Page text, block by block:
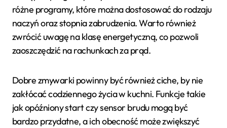
różne programy, które można dostosować do rodzaju
naczyń oraz stopnia zabrudzenia. Warto również
zwrócić uwagę na klasę energetyczną, co pozwoli
zaoszczędzić na rachunkach za prąd.
Dobre zmywarki powinny być również ciche, by nie
zakłócać codziennego życia w kuchni. Funkcje takie
jak opóźniony start czy sensor brudu mogą być
bardzo przydatne, a ich obecność może zwiększyć